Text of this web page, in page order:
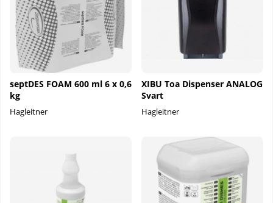
septDES FOAM 600 ml 6 x 0,6
kg
Hagleitner
XIBU Toa Dispenser ANALOG
Svart
Hagleitner